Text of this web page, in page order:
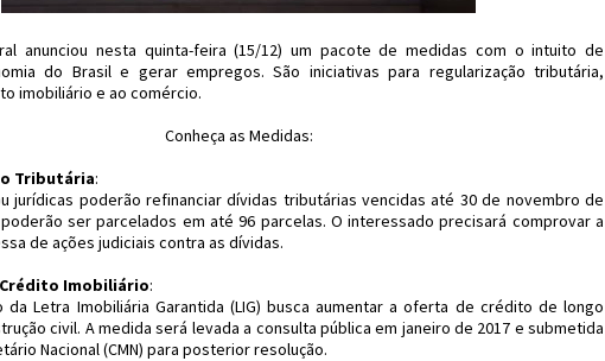
anunciou nesta quinta-feira (15/12) um pacote de medidas com o intuito de
do Brasil e gerar empregos. São iniciativas para regularização tributária,
imobiliário e ao comércio.
Conheça as Medidas:
Tributária:
jurídicas poderão refinanciar dívidas tributárias vencidas até 30 de novembro de
ser parcelados em até 96 parcelas. O interessado precisará comprovar a
de ações judiciais contra as dívidas.
Imobiliário:
da Letra Imobiliária Garantida (LIG) busca aumentar a oferta de crédito de longo
civil. A medida será levada a consulta pública em janeiro de 2017 e submetida
Nacional (CMN) para posterior resolução.